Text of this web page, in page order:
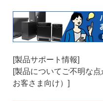
[製品サポート情報]
[製品についてご不明な
お客さま向け）]